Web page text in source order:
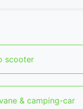
scooter
& camping-car